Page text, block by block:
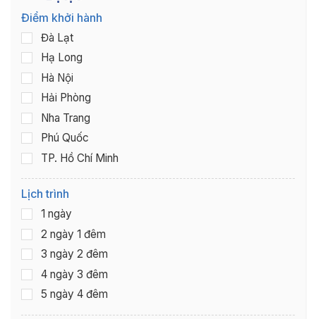
Điểm khởi hành
Đà Lạt
Hạ Long
Hà Nội
Hải Phòng
Nha Trang
Phú Quốc
TP. Hồ Chí Minh
Lịch trình
1 ngày
2 ngày 1 đêm
3 ngày 2 đêm
4 ngày 3 đêm
5 ngày 4 đêm